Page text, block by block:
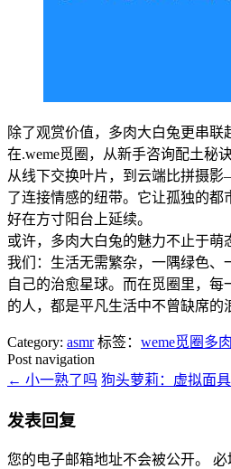
除了观赏价值，多肉大白兔更串联
在.weme觅圈，从新手咨询配土秘
从线下交换叶片，到云端比拼摄
了连接情感的纽带。它让孤独的都
好在方寸阳台上延续。
或许，多肉大白兔的魅力不止于萌
我们：生活无需繁杂，一隅绿色、
自己的治愈星球。而在觅圈里，每
的人，都是平凡生活中不曾缺席的
Category: asmr 标签： weme觅圈多
Post navigation
← 小一熟了吗 狗头萝莉：虚拟面
发表回复
您的电子邮箱地址不会被公开。 必